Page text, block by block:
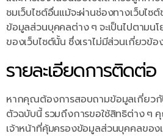
ชมเว็บไซต์อื่นแม้จะผ่านช่องทางเว็บไซ
ข้อมูลส่วนบุคคลต่าง ๆ จะเป็นไปตามน
ของเว็บไซต์นั้น ซึ่งเราไม่มีส่วนเกี่ยวข้
รายละเอียดการติดต่อ
หากคุณต้องการสอบถามข้อมูลเกี่ยวกั
ตัวฉบับนี้ รวมถึงการขอใช้สิทธิต่าง ๆ
เจ้าหน้าที่คุ้มครองข้อมูลส่วนบุคคลของ